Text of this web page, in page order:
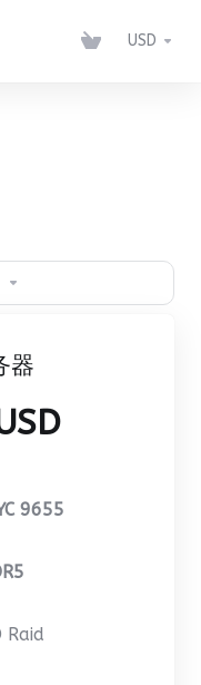
USD
器
9655
Raid